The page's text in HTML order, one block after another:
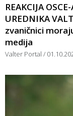
REAKCIJA
UREDNIKA
zvaničnici
medija
Valter Portal